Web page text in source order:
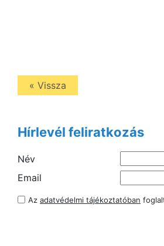
« Vissza
Hírlevél feliratkozás
Név
Email
Az adatvédelmi tájékoztatóban